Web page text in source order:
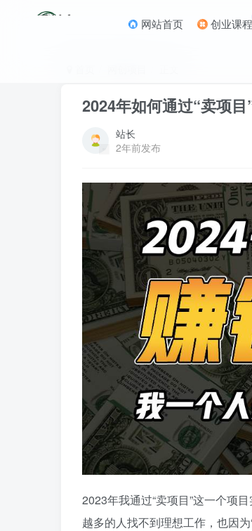
网站首页 创业课程
2024年如何通过“卖项
站长
2年前发布
2023年我通过“卖项目”这一个项
越多的人找不到理想工作，也因